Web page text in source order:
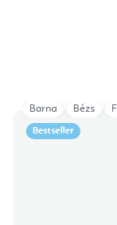
Bestseller
Barna Bézs